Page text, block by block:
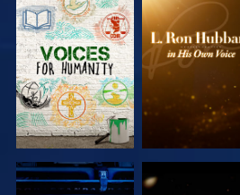
VERKEN DE
SERIE
VERKEN DE
SERIE